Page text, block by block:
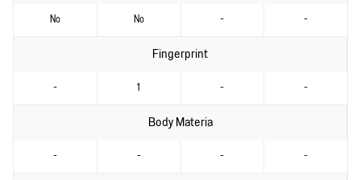
No No - -
Fingerprint
- 1 - -
Body Materia
- - - -